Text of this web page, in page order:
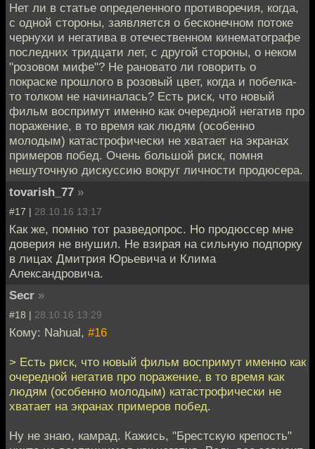
Нет ли в статье определенного противоречия, когда,
с одной стороны, заявляется о бесконечном потоке
чернухи и негатива в отечественном кинематографе
последних тридцати лет, с другой стороны, о неком
"розовом мифе"? Не рановато ли говорить о
покраске прошлого в розовый цвет, когда и побелка-
то толком не начиналась? Есть риск, что новый
фильм воспримут именно как очередной негатив про
поражение, в то время как людям (особенно
молодым) катастрофически не хватает на экранах
примеров побед. Очень большой риск, помня
нешуточную дискуссию вокруг личности продюсера.
tovarish_77 »
#17 | 28.10.16 13:17
Как же, помню тот разведопрос. Но продюссер мне
доверия не внушил. Не взирая на сильную подпорку
в лицах Дмитрия Юрьевича и Клима
Александровича.
Secr »
#18 | 28.10.16 13:29
Кому: Nahual, #16
> Есть риск, что новый фильм воспримут именно как
очередной негатив про поражение, в то время как
людям (особенно молодым) катастрофически не
хватает на экранах примеров побед.
Ну не знаю, камрад. Кажись, "Брестскую крепость"